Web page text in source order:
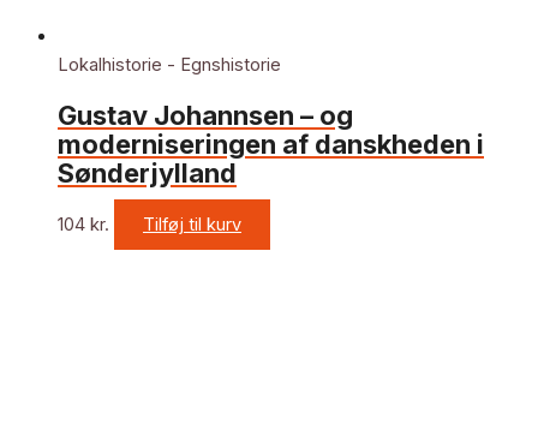
Lokalhistorie - Egnshistorie
Gustav Johannsen – og
moderniseringen af danskheden i
Sønderjylland
104 kr. Tilføj til kurv